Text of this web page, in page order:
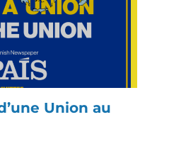
Union au